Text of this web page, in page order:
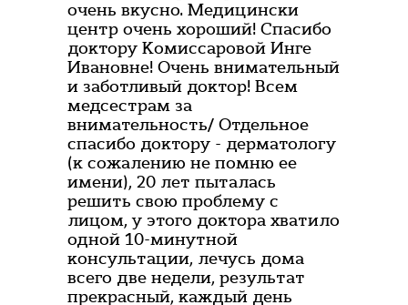
очень вкусно. Медицински
центр очень хороший! Спасибо
доктору Комиссаровой Инге
Ивановне! Очень внимательный
и заботливый доктор! Всем
медсестрам за
внимательность/ Отдельное
спасибо доктору - дерматологу
(к сожалению не помню ее
имени), 20 лет пыталась
решить свою проблему с
лицом, у этого доктора хватило
одной 10-минутной
консультации, лечусь дома
всего две недели, результат
прекрасный, каждый день